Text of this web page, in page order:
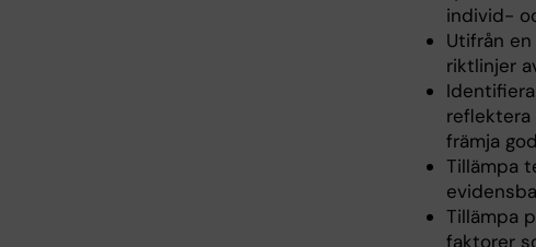
individ-
Utifrån
riktlinjer
reflektera
främja
Tillämpa
Tillämpa
faktorer